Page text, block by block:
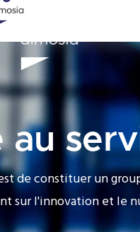
au
de constituer un
sur l'innovation et le